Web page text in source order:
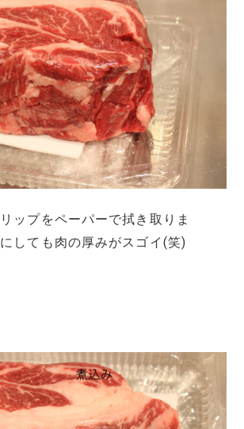
ップをペーパーで拭き取りま
しても肉の厚みがスゴイ(笑)